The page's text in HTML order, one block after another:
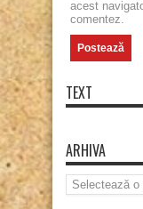
acest
comentez.
TEXT
ARHIVA
Arhiva